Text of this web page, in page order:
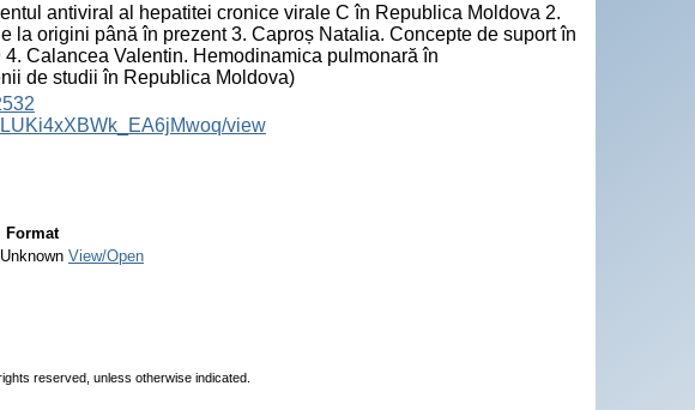
antiviral al hepatitei cronice virale C în Republica Moldova 2.
la origini până în prezent 3. Caproș Natalia. Concepte de suport în
Calancea Valentin. Hemodinamica pulmonară în
de studii în Republica Moldova)
view
Format
Unknown View/Open
reserved, unless otherwise indicated.